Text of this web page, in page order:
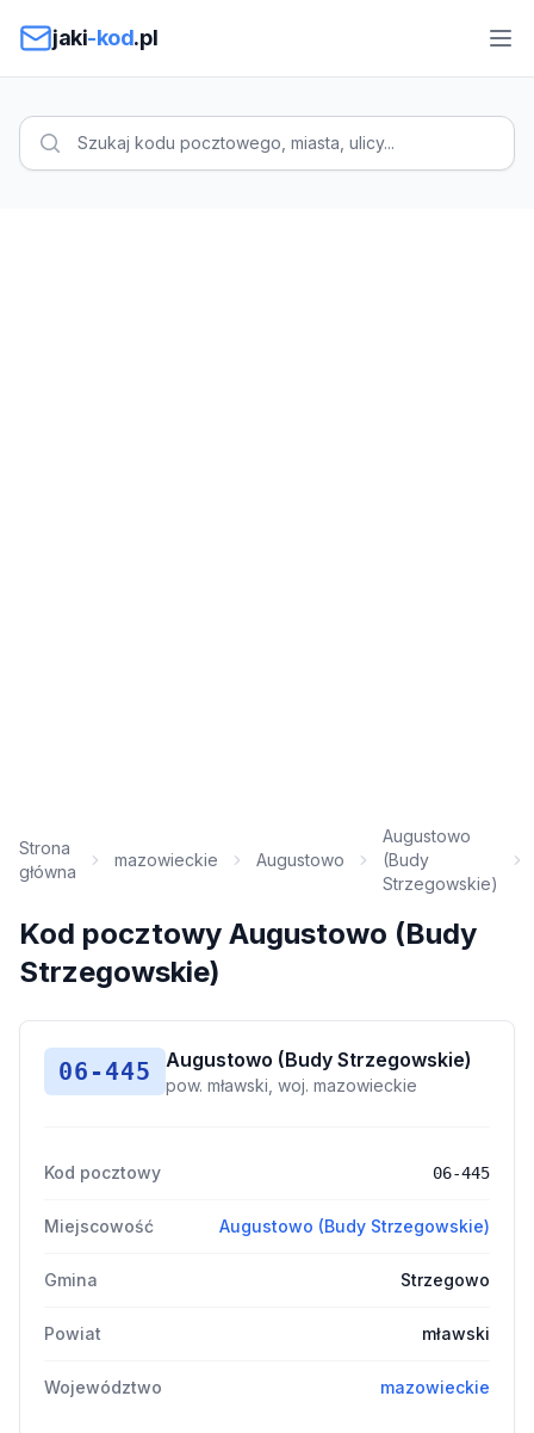
jaki-kod.pl
Strona
główna
mazowieckie Augustowo
Augustowo
(Budy
Strzegowskie)
Kod pocztowy Augustowo (Budy
Strzegowskie)
06-445 Augustowo (Budy Strzegowskie)
pow. mławski, woj. mazowieckie
Kod pocztowy 06-445
Miejscowość Augustowo (Budy Strzegowskie)
Gmina Strzegowo
Powiat mławski
Województwo mazowieckie